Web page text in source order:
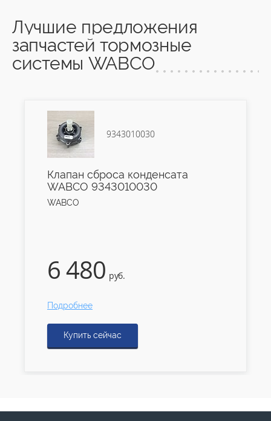
Лучшие предложения
запчастей тормозные
системы WABCO
9343010030
Клапан сброса конденсата
WABCO 9343010030
WABCO
6 480 руб.
Подробнее
Купить сейчас